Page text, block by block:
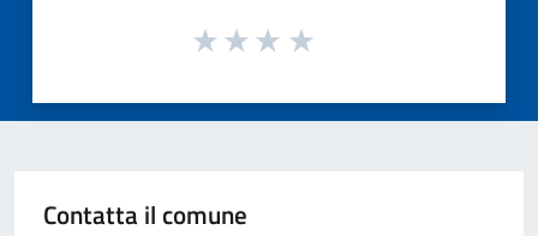
Contatta il comune